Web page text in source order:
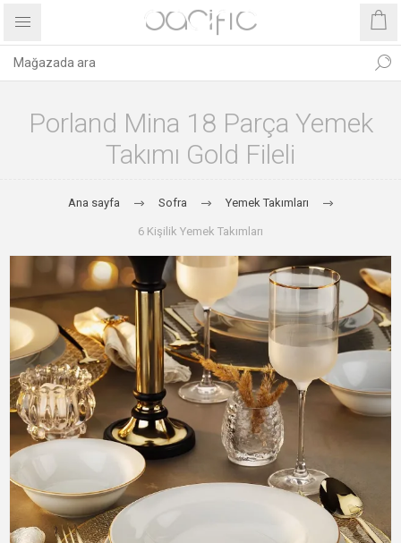
Porland Mina 18 Parça Yemek
Takımı Gold Fileli
Ana sayfa Sofra Yemek Takımları
6 Kişilik Yemek Takımları